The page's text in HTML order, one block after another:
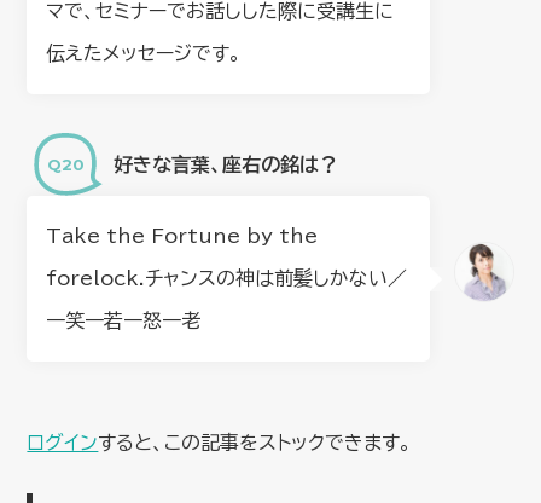
マで、セミナーでお話しした際に受講生に
伝えたメッセージです。
好きな⾔葉、座右の銘は？
Take the Fortune by the
forelock.チャンスの神は前髪しかない／
一笑一若一怒一老
ログインすると、この記事をストックできます。